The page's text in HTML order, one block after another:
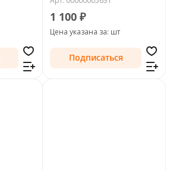
1 100 ₽
Цена указана за: шт
Подписаться